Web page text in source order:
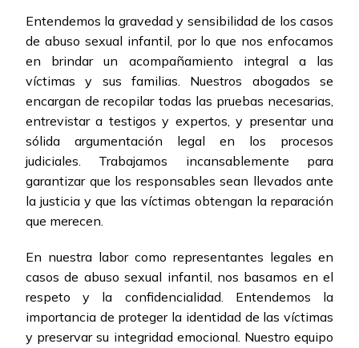
Entendemos la gravedad y sensibilidad de los casos
de abuso sexual infantil, por lo que nos enfocamos
en brindar un acompañamiento integral a las
víctimas y sus familias. Nuestros abogados se
encargan de recopilar todas las pruebas necesarias,
entrevistar a testigos y expertos, y presentar una
sólida argumentación legal en los procesos
judiciales. Trabajamos incansablemente para
garantizar que los responsables sean llevados ante
la justicia y que las víctimas obtengan la reparación
que merecen.
En nuestra labor como representantes legales en
casos de abuso sexual infantil, nos basamos en el
respeto y la confidencialidad. Entendemos la
importancia de proteger la identidad de las víctimas
y preservar su integridad emocional. Nuestro equipo